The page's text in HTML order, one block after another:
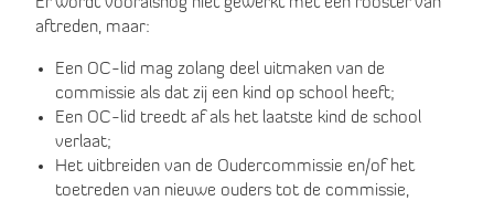
aftreden, maar:
Een OC-lid mag zolang deel uitmaken van de
commissie als dat zij een kind op school heeft;
Een OC-lid treedt af als het laatste kind de school
verlaat;
Het uitbreiden van de Oudercommissie en/of het
toetreden van nieuwe ouders tot de commissie,